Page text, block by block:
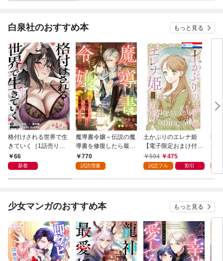
白泉社のおすすめ本 もっと見る
格付けされる世界で生
きていく［1話売り］
第1話
66
新着
魔導書令嬢～伝説の魔
導書を修復したら最強
の精霊が味方になりま
した（クールな王弟殿
770
試読増量
土かぶりのエレナ姫
【電子限定おまけ付
き】 1巻
594 475
試読フル 割引
愛
つ
少女マンガのおすすめ本 もっと見る